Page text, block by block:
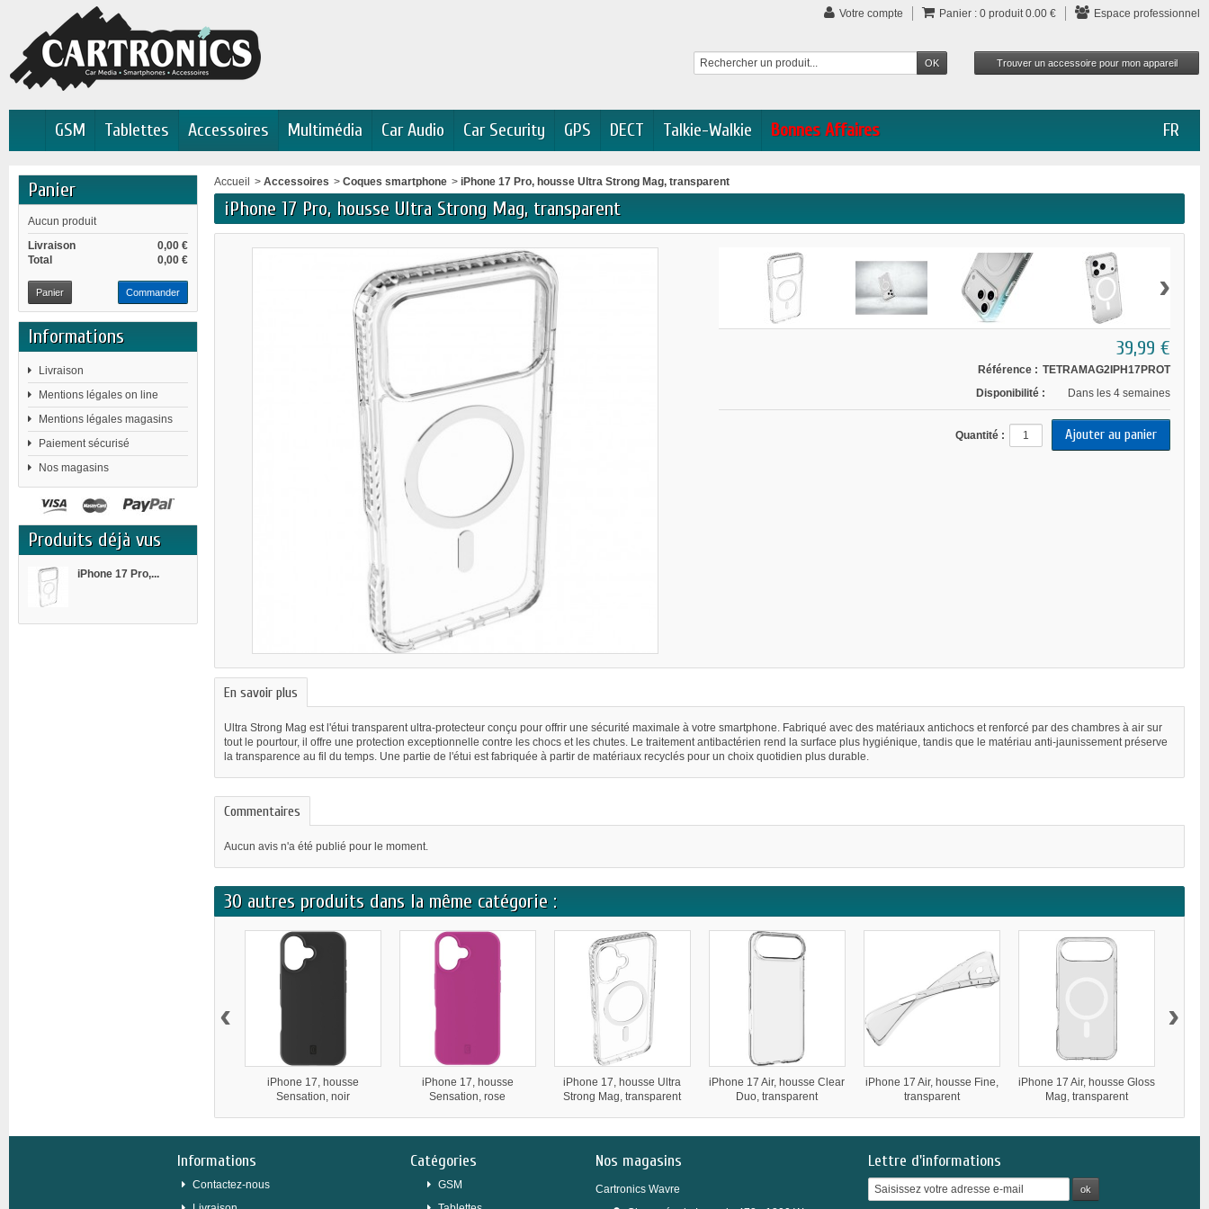
Votre compte Panier : 0 produit0.00 € Espace professionnel
FR
GSM Tablettes Accessoires Multimédia Car Audio Car Security GPS DECT Talkie-Walkie Bonnes Affaires
Panier
Aucun produit
0,00 €
Livraison
0,00 €
Total
Panier Commander
Informations
Livraison
Mentions légales on line
Mentions légales magasins
Paiement sécurisé
Nos magasins
Produits déjà vus
iPhone 17 Pro,...
Accueil > Accessoires > Coques smartphone > iPhone 17 Pro, housse Ultra Strong Mag, transparent
iPhone 17 Pro, housse Ultra Strong Mag, transparent
›
39,99 €
Référence : TETRAMAG2IPH17PROT
Disponibilité :
Dans les 4 semaines
Quantité :
En savoir plus
Ultra Strong Mag est l'étui transparent ultra-protecteur conçu pour offrir une sécurité maximale à votre smartphone. Fabriqué avec des matériaux antichocs et renforcé par des chambres à air sur
tout le pourtour, il offre une protection exceptionnelle contre les chocs et les chutes. Le traitement antibactérien rend la surface plus hygiénique, tandis que le matériau anti-jaunissement préserve
la transparence au fil du temps. Une partie de l'étui est fabriquée à partir de matériaux recyclés pour un choix quotidien plus durable.
Commentaires
Aucun avis n'a été publié pour le moment.
30 autres produits dans la même catégorie :
iPhone 17, housse
Sensation, noir
iPhone 17, housse
Sensation, rose
iPhone 17, housse Ultra
Strong Mag, transparent
iPhone 17 Air, housse Clear
Duo, transparent
iPhone 17 Air, housse Fine,
transparent
iPhone 17 Air, housse Gloss
Mag, transparent
‹ ›
Informations
Contactez-nous
Catégories
GSM
Nos magasins
Cartronics Wavre
Lettre d'informations
ok